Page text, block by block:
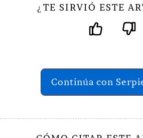
¿ TE SIRVIÓ ESTE
Continúa con